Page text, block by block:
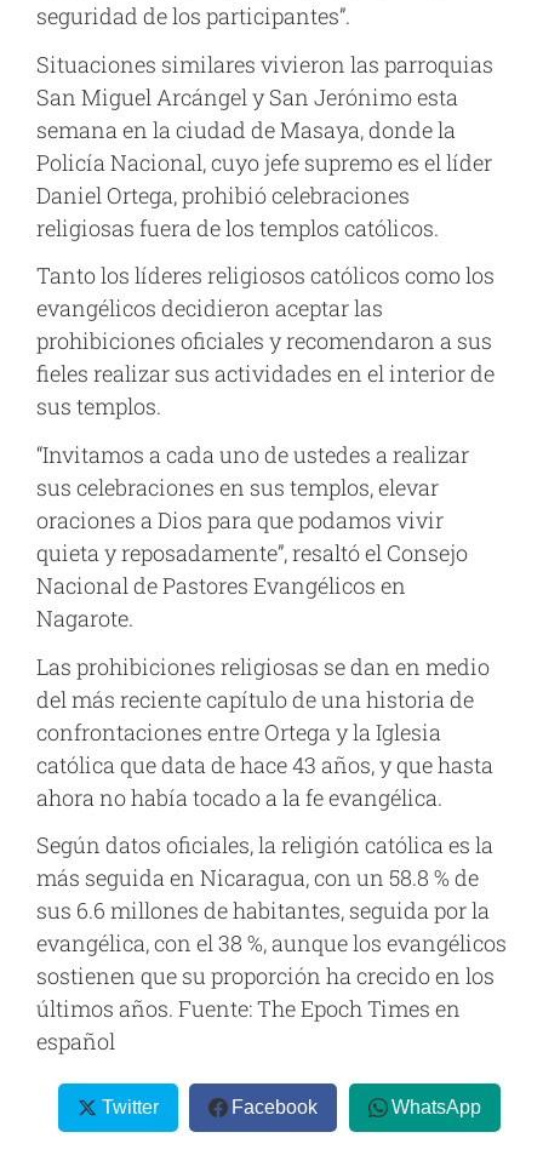
seguridad de los participantes”.
Situaciones similares vivieron las parroquias
San Miguel Arcángel y San Jerónimo esta
semana en la ciudad de Masaya, donde la
Policía Nacional, cuyo jefe supremo es el líder
Daniel Ortega, prohibió celebraciones
religiosas fuera de los templos católicos.
Tanto los líderes religiosos católicos como los
evangélicos decidieron aceptar las
prohibiciones oficiales y recomendaron a sus
fieles realizar sus actividades en el interior de
sus templos.
“Invitamos a cada uno de ustedes a realizar
sus celebraciones en sus templos, elevar
oraciones a Dios para que podamos vivir
quieta y reposadamente”, resaltó el Consejo
Nacional de Pastores Evangélicos en
Nagarote.
Las prohibiciones religiosas se dan en medio
del más reciente capítulo de una historia de
confrontaciones entre Ortega y la Iglesia
católica que data de hace 43 años, y que hasta
ahora no había tocado a la fe evangélica.
Según datos oficiales, la religión católica es la
más seguida en Nicaragua, con un 58.8 % de
sus 6.6 millones de habitantes, seguida por la
evangélica, con el 38 %, aunque los evangélicos
sostienen que su proporción ha crecido en los
últimos años. Fuente: The Epoch Times en
español
Twitter Facebook WhatsApp